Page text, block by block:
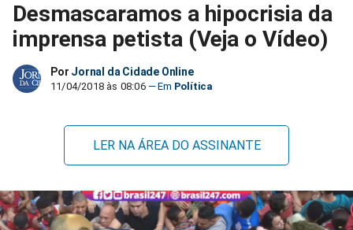
no
Facebook
no
Whatsapp
no
Twitter
no
Messenger
no
no
Desmascaramos a hipocrisia da
imprensa petista (Veja o Vídeo)
Por Jornal da Cidade Online
11/04/2018 às 08:06 Política
LER NA ÁREA DO ASSINANTE